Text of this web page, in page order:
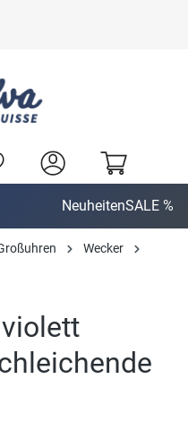
NeuheitenSALE %
Wecker